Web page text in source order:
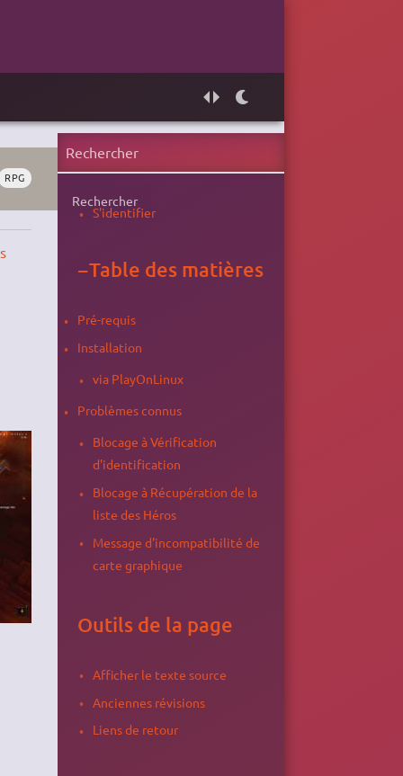
RPG
Rechercher
S'identifier
−Table des matières
Pré-requis
Installation
via PlayOnLinux
Problèmes connus
Blocage à Vérification
d'identification
Blocage à Récupération de la
liste des Héros
Message d'incompatibilité de
carte graphique
Outils de la page
Afficher le texte source
Anciennes révisions
Liens de retour